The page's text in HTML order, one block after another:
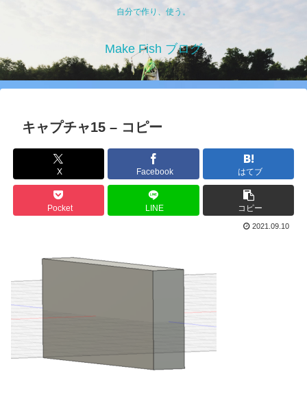
自分で作り、使う。
Make Fish ブログ
キャプチャ15 – コピー
X Facebook はてブ
Pocket LINE コピー
2021.09.10